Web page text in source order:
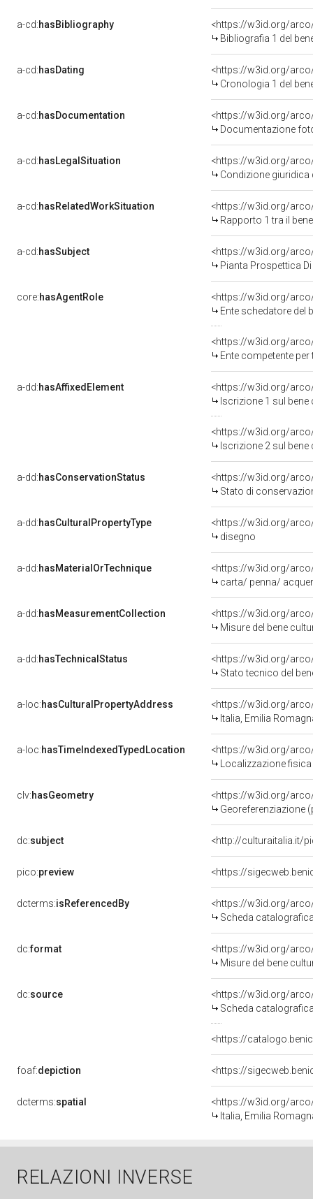
a-cd:hasBibliography
<https://w3id.org/
Bibliografia 1 del
a-cd:hasDating
<https://w3id.org/
Cronologia 1 del
a-cd:hasDocumentation
Documentazione
a-cd:hasLegalSituation
Condizione giuridica
a-cd:hasRelatedWorkSituation
<https://w3id.org/
Rapporto 1 tra il
a-cd:hasSubject
<https://w3id.org/
Pianta Prospettica
core:hasAgentRole
<https://w3id.org/
Ente schedatore del bene
<https://w3id.org/
Ente competente per tutela
a-dd:hasAffixedElement
<https://w3id.org/
Iscrizione 1 sul
<https://w3id.org/
Iscrizione 2 sul
a-dd:hasConservationStatus
<https://w3id.org/
Stato di
a-dd:hasCulturalPropertyType
<https://w3id.org/
disegno
a-dd:hasMaterialOrTechnique
<https://w3id.org/
carta/ penna/
a-dd:hasMeasurementCollection
<https://w3id.org/
Misure del bene
a-dd:hasTechnicalStatus
<https://w3id.org/
Stato tecnico del
a-loc:hasCulturalPropertyAddress
<https://w3id.org/
Italia, Emilia
a-loc:hasTimeIndexedTypedLocation
<https://w3id.org/
Localizzazione
clv:hasGeometry
<https://w3id.org/
Georeferenziazione
dc:subject <http://culturaitalia.it/
pico:preview <https://
dcterms:isReferencedBy
<https://w3id.org/
Scheda
dc:format
<https://w3id.org/
Misure del bene
dc:source
<https://w3id.org/
Scheda
<https://
foaf:depiction <https://
dcterms:spatial
<https://w3id.org/
Italia, Emilia
RELAZIONI INVERSE